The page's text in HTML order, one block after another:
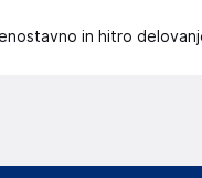
in hitro